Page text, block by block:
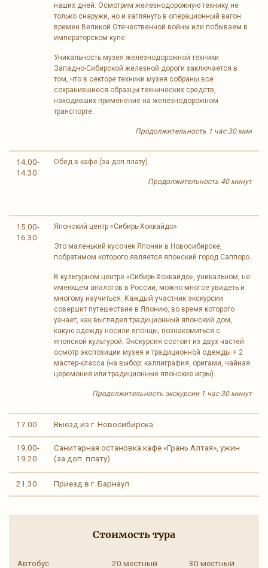
наших дней. Осмотрим железнодорожную технику не
только снаружи, но и заглянуть в операционный вагон
времен Великой Отечественной войны или побываем в
императорском купе.
Уникальность музея железнодорожной техники
Западно-Сибирской железной дороги заключается в
том, что в секторе техники музея собраны все
сохранившиеся образцы технических средств,
находивших применение на железнодорожном
транспорте.
Продолжительность 1 час 30 мин
14.00-
14.30
Обед в кафе (за доп плату).
Продолжительность 40 минут
15.00-
16.30
Японский центр «Сибирь-Хоккайдо».
Это маленький кусочек Японии в Новосибирске,
побратимом которого является японский город Саппоро.
В культурном центре «Сибирь-Хоккайдо», уникальном, не
имеющем аналогов в России, можно многое увидеть и
многому научиться. Каждый участник экскурсии
совершит путешествие в Японию, во время которого
узнает, как выглядел традиционный японский дом,
какую одежду носили японцы, познакомиться с
японской культурой. Экскурсия состоит из двух частей:
осмотр экспозиции музея и традиционной одежды + 2
мастер-класса (на выбор: каллиграфия, оригами, чайная
церемония или традиционные японские игры).
Продолжительность экскурсии 1 час 30 минут
17.00 Выезд из г. Новосибирска
19.00-
19.20
Санитарная остановка кафе «Грань Алтая», ужин
(за доп. плату)
21.30 Приезд в г. Барнаул
Стоимость тура
Автобус 20 местный 30 местный